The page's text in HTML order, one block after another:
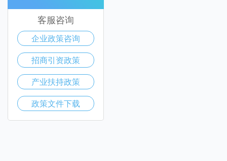
客服咨询
企业政策咨询
招商引资政策
产业扶持政策
政策文件下载